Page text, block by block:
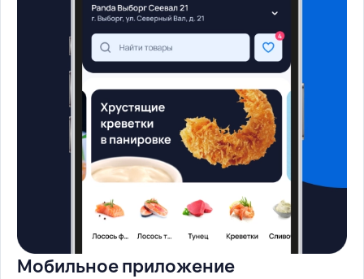
Мобильное приложение